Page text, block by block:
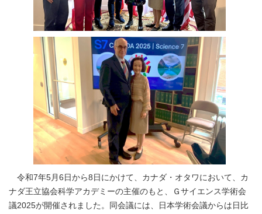
令和7年5月6日から8日にかけて、カナダ・オタワにおいて、カ
ナダ王立協会科学アカデミーの主催のもと、Ｇサイエンス学術会
議2025が開催されました。同会議には、日本学術会議からは日比